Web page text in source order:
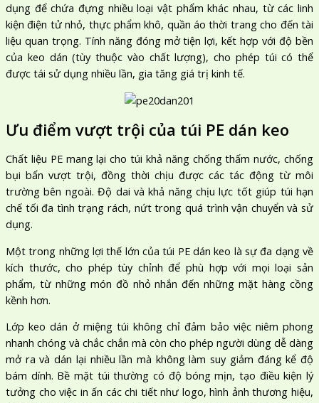
dụng để chứa đựng nhiều loại vật phẩm khác nhau, từ các linh
kiện điện tử nhỏ, thực phẩm khô, quần áo thời trang cho đến tài
liệu quan trọng. Tính năng đóng mở tiện lợi, kết hợp với độ bền
của keo dán (tùy thuộc vào chất lượng), cho phép túi có thể
được tái sử dụng nhiều lần, gia tăng giá trị kinh tế.
Ưu điểm vượt trội của túi PE dán keo
Chất liệu PE mang lại cho túi khả năng chống thấm nước, chống
bụi bẩn vượt trội, đồng thời chịu được các tác động từ môi
trường bên ngoài. Độ dai và khả năng chịu lực tốt giúp túi hạn
chế tối đa tình trạng rách, nứt trong quá trình vận chuyển và sử
dụng.
Một trong những lợi thế lớn của túi PE dán keo là sự đa dạng về
kích thước, cho phép tùy chỉnh để phù hợp với mọi loại sản
phẩm, từ những món đồ nhỏ nhắn đến những mặt hàng cồng
kềnh hơn.
Lớp keo dán ở miệng túi không chỉ đảm bảo việc niêm phong
nhanh chóng và chắc chắn mà còn cho phép người dùng dễ dàng
mở ra và dán lại nhiều lần mà không làm suy giảm đáng kể độ
bám dính. Bề mặt túi thường có độ bóng mịn, tạo điều kiện lý
tưởng cho việc in ấn các chi tiết như logo, hình ảnh thương hiệu,